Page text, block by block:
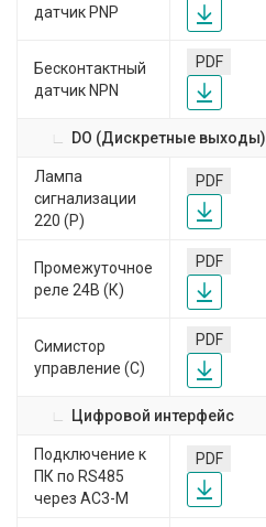
датчик PNP
Бесконтактный
датчик NPN
PDF
DO (Дискретные выходы)
Лампа
сигнализации
220 (Р)
PDF
Промежуточное
реле 24В (К)
PDF
Симистор
управление (С)
PDF
Цифровой интерфейс
Подключение к
ПК по RS485
через АС3-М
PDF